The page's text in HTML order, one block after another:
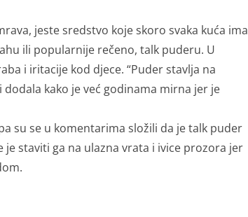
jeste sredstvo koje skoro svaka kuća ima
ili popularnije rečeno, talk puderu. U
i iritacije kod djece. “Puder stavlja na
kako je već godinama mirna jer je
su se u komentarima složili da je talk puder
staviti ga na ulazna vrata i ivice prozora jer